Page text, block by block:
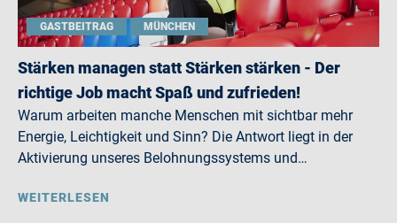
GASTBEITRAG MÜNCHEN
Stärken managen statt Stärken stärken - Der
richtige Job macht Spaß und zufrieden!
Warum arbeiten manche Menschen mit sichtbar mehr
Energie, Leichtigkeit und Sinn? Die Antwort liegt in der
Aktivierung unseres Belohnungssystems und…
WEITERLESEN